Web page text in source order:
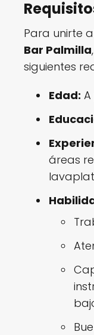
Para unirte
Bar Palmilla
siguientes
Edad:
áreas